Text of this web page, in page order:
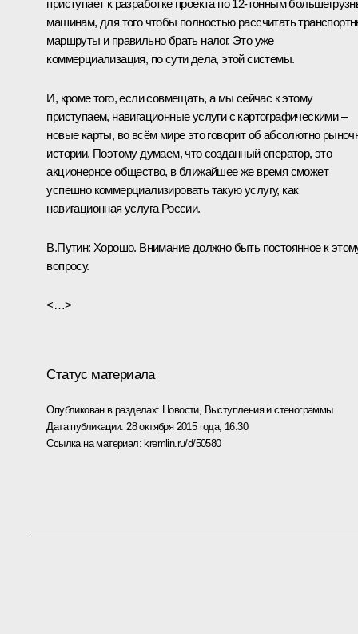
приступает к разработке проекта по 12-тонным
машинам, для того чтобы полностью рассчитать
маршруты и правильно брать налог. Это уже
коммерциализация, по сути дела, этой системы.
И, кроме того, если совмещать, а мы сейчас к этому
приступаем, навигационные услуги с картографическими –
новые карты, во всём мире это говорит об абсолютно
истории. Поэтому думаем, что созданный оператор, это
акционерное общество, в ближайшее же время сможет
успешно коммерциализировать такую услугу, как
навигационная услуга России.
В.Путин: Хорошо. Внимание должно быть постоянное к
вопросу.
<…>
Статус материала
Опубликован в разделах: Новости, Выступления и стенограммы
Дата публикации: 28 октября 2015 года, 16:30
Ссылка на материал: kremlin.ru/d/50580